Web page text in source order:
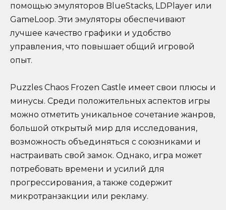
помощью эмуляторов BlueStacks, LDPlayer или
GameLoop. Эти эмуляторы обеспечивают
лучшее качество графики и удобство
управления, что повышает общий игровой
опыт.
Puzzles Chaos Frozen Castle имеет свои плюсы и
минусы. Среди положительных аспектов игры
можно отметить уникальное сочетание жанров,
большой открытый мир для исследования,
возможность объединяться с союзниками и
настраивать свой замок. Однако, игра может
потребовать времени и усилий для
прогрессирования, а также содержит
микротранзакции или рекламу.